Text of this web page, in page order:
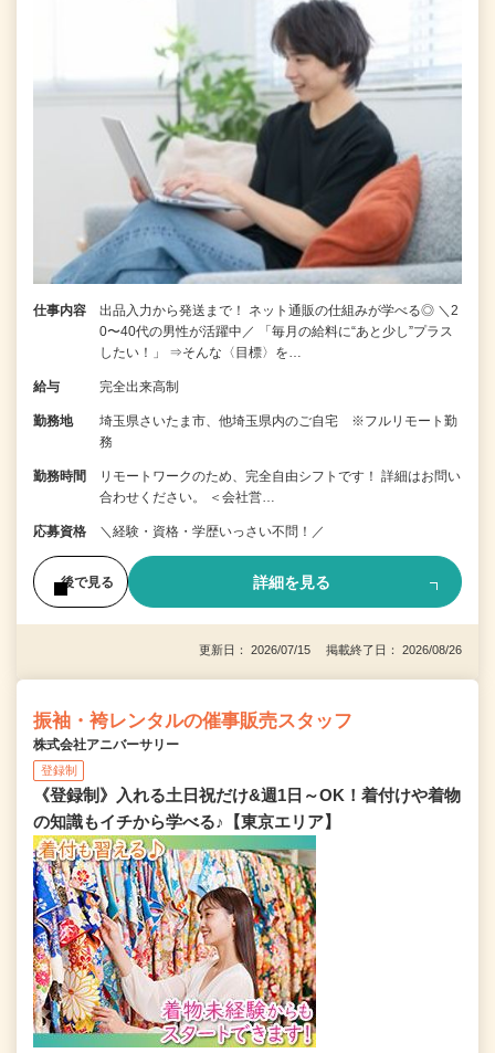
仕事内容
出品入力から発送まで！ ネット通販の仕組みが学べる◎ ＼2
0〜40代の男性が活躍中／ 「毎月の給料に“あと少し”プラス
したい！」 ⇒そんな〈目標〉を…
給与 完全出来高制
勤務地
埼玉県さいたま市、他埼玉県内のご自宅 ※フルリモート勤
務
勤務時間
リモートワークのため、完全自由シフトです！ 詳細はお問い
合わせください。 ＜会社営…
応募資格 ＼経験・資格・学歴いっさい不問！／
後で見る 詳細を見る
更新日： 2026/07/15 掲載終了日： 2026/08/26
振袖・袴レンタルの催事販売スタッフ
株式会社アニバーサリー
登録制
《登録制》入れる土日祝だけ&週1日～OK！着付けや着物
の知識もイチから学べる♪【東京エリア】